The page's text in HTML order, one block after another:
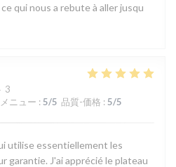
qui nous a rebute à aller jusqu
3
メニュー : 5/5 品質-価格 : 5/5
utilise essentiellement les
garantie. J'ai apprécié le plateau